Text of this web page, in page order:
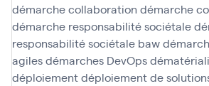
démarche collaboration démarche
démarche responsabilité sociétale
responsabilité sociétale baw
agilesdémarches DevOps
déploiementdéploiement de